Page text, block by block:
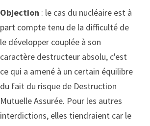
Objection : le cas du nucléaire est à
part compte tenu de la difficulté de
le développer couplée à son
caractère destructeur absolu, c'est
ce qui a amené à un certain équilibre
du fait du risque de Destruction
Mutuelle Assurée. Pour les autres
interdictions, elles tiendraient car le